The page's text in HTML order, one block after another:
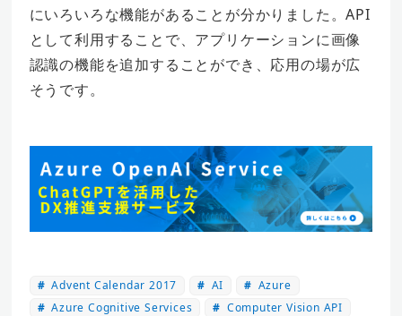
にいろいろな機能があることが分かりました。API
として利用することで、アプリケーションに画像
認識の機能を追加することができ、応用の場が広
そうです。
Advent Calendar 2017 AI
Azure
Azure Cognitive Services
Computer Vision API